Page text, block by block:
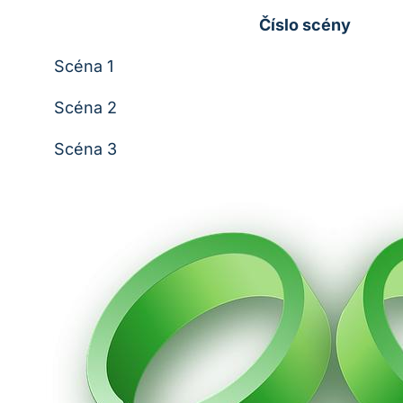
Číslo scény
Scéna 1
Scéna 2
Scéna 3